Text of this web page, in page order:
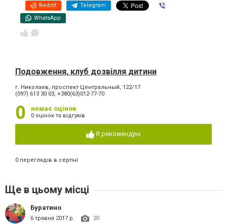
Reddit Telegram
WhatsApp
Подовження, клуб дозвілля дитини
г. Николаев, проспект Центральный, 122/17
(097) 613 30 03, +380(63)012-77-70
0 немає оцінок
0 оцінок та відгуків
Я рекомендую
0 переглядів в серпні
Ще в цьому місці
Буратино
6 травня 2017 р. 20